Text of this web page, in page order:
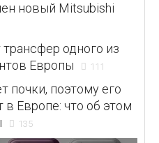
новый Mitsubishi
одного из
Европы
111
почки, поэтому его
в Европе: что об этом
135